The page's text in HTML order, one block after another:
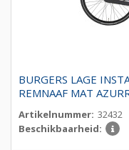
BURGERS LAGE
REMNAAF MAT
Artikelnummer: 32432
Beschikbaarheid: